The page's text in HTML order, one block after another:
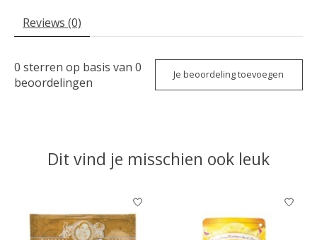
Reviews (0)
0 sterren op basis van 0
beoordelingen
Je beoordeling toevoegen
Dit vind je misschien ook leuk
Items van productcarrousel